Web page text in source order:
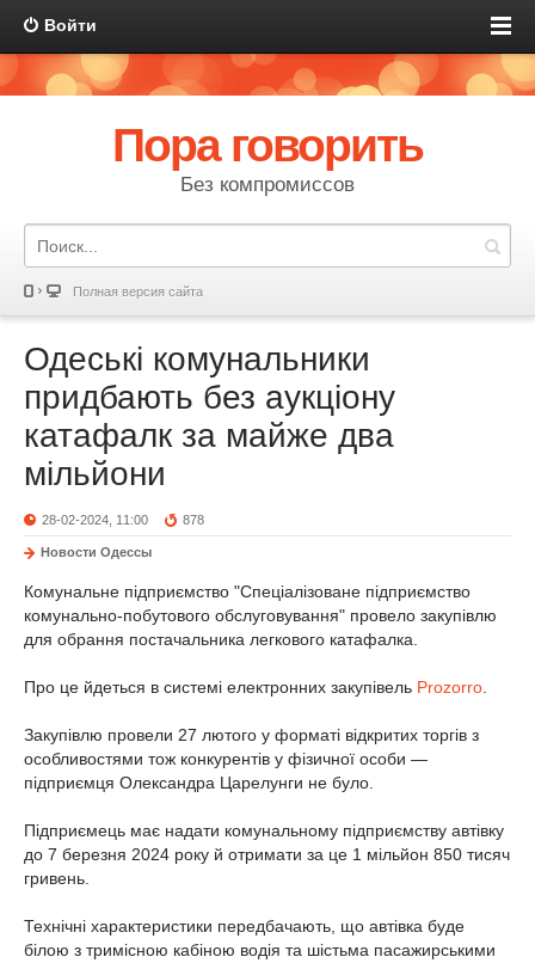
Войти
Пора говорить
Без компромиссов
Полная версия сайта
Одеські комунальники
придбають без аукціону
катафалк за майже два
мільйони
28-02-2024, 11:00 878
Новости Одессы
Комунальне підприємство "Спеціалізоване підприємство
комунально-побутового обслуговування" провело закупівлю
для обрання постачальника легкового катафалка.
Про це йдеться в системі електронних закупівель Prozorro
Закупівлю провели 27 лютого у форматі відкритих торгів з
особливостями тож конкурентів у фізичної особи —
підприємця Олександра Царелунги не було.
Підприємець має надати комунальному підприємству автівку
до 7 березня 2024 року й отримати за це 1 мільйон 850 тисяч
гривень.
Технічні характеристики передбачають, що автівка буде
білою з тримісною кабіною водія та шістьма пасажирськими